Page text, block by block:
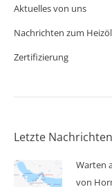
Aktuelles von uns
Nachrichten zum
Zertifizierung
Letzte Nachrichten
Warten
von